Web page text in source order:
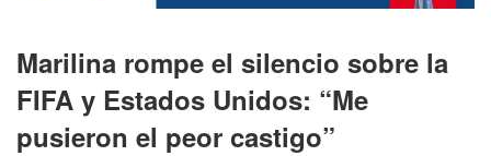
Marilina rompe el silencio sobre la
FIFA y Estados Unidos: “Me
pusieron el peor castigo”